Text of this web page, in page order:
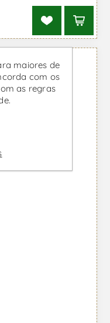
maiores de
com os
as regras